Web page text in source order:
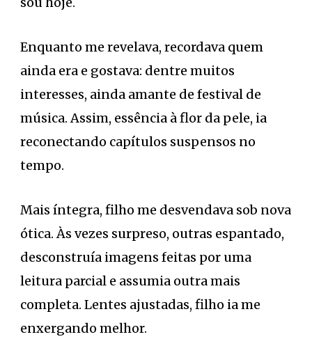
Enquanto me revelava, recordava quem
ainda era e gostava: dentre muitos
interesses, ainda amante de festival de
música. Assim, essência à flor da pele, ia
reconectando capítulos suspensos no
tempo.
Mais íntegra, filho me desvendava sob nova
ótica. Às vezes surpreso, outras espantado,
desconstruía imagens feitas por uma
leitura parcial e assumia outra mais
completa. Lentes ajustadas, filho ia me
enxergando melhor.